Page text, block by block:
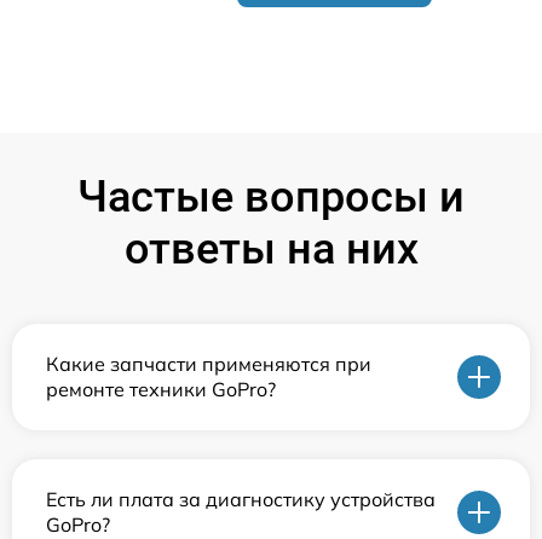
Частые вопросы и
ответы на них
Какие запчасти применяются при
ремонте техники GoPro?
Есть ли плата за диагностику устройства
GoPro?